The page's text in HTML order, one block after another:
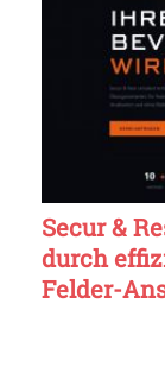
Secur &
durch
Felder-